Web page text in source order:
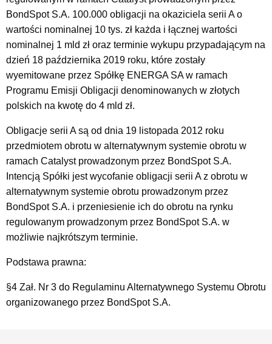
BondSpot S.A. 100.000 obligacji na okaziciela serii A o
wartości nominalnej 10 tys. zł każda i łącznej wartości
nominalnej 1 mld zł oraz terminie wykupu przypadającym na
dzień 18 października 2019 roku, które zostały
wyemitowane przez Spółkę ENERGA SA w ramach
Programu Emisji Obligacji denominowanych w złotych
polskich na kwotę do 4 mld zł.
Obligacje serii A są od dnia 19 listopada 2012 roku
przedmiotem obrotu w alternatywnym systemie obrotu w
ramach Catalyst prowadzonym przez BondSpot S.A.
Intencją Spółki jest wycofanie obligacji serii A z obrotu w
alternatywnym systemie obrotu prowadzonym przez
BondSpot S.A. i przeniesienie ich do obrotu na rynku
regulowanym prowadzonym przez BondSpot S.A. w
możliwie najkrótszym terminie.
Podstawa prawna:
§4 Zał. Nr 3 do Regulaminu Alternatywnego Systemu Obrotu
organizowanego przez BondSpot S.A.